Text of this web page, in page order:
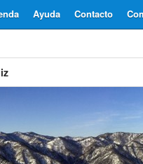
Contacto
Ayuda